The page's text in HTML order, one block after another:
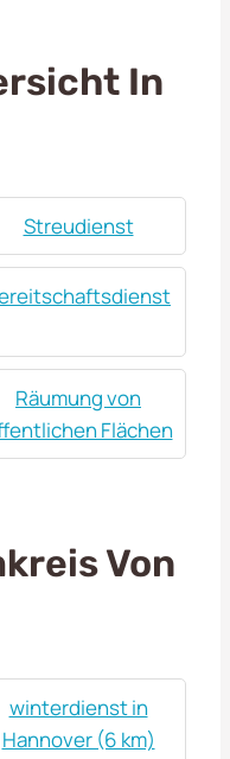
In
Streudienst
Räumung von
Flächen
Von
winterdienst in
Hannover (6 km)